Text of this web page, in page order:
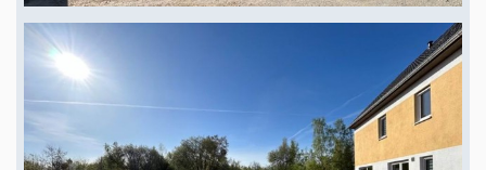
Efficacité énergétique. Grâce à leurs structures de murs, toitures et
plafonds hautement isolées thermiquement et à leurs différents packs de
domotique, les maisons sont conformes aux normes légales de la loi sur
l'énergie des bâtiments (GEG). TERRAIN À BÂTIR dans un beau quartier
résidentiel